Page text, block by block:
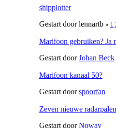
shipplotter
Gestart door lennartb « 1
Marifoon gebruiken? Ja
Gestart doorJohan Beck
Marifoon kanaal 50?
Gestart doorspoorfan
Zeven nieuwe
Gestart doorNoway